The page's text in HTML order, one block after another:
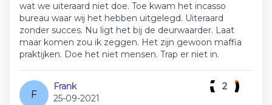
wat we uiteraard niet doe. Toe kwam het incasso
bureau waar wij het hebben uitgelegd. Uiteraard
zonder succes. Nu ligt het bij de deurwaarder. Laat
maar komen zou ik zeggen. Het zijn gewoon maffia
praktijken. Doe het niet mensen. Trap er niet in.
F
Frank
25-09-2021
2